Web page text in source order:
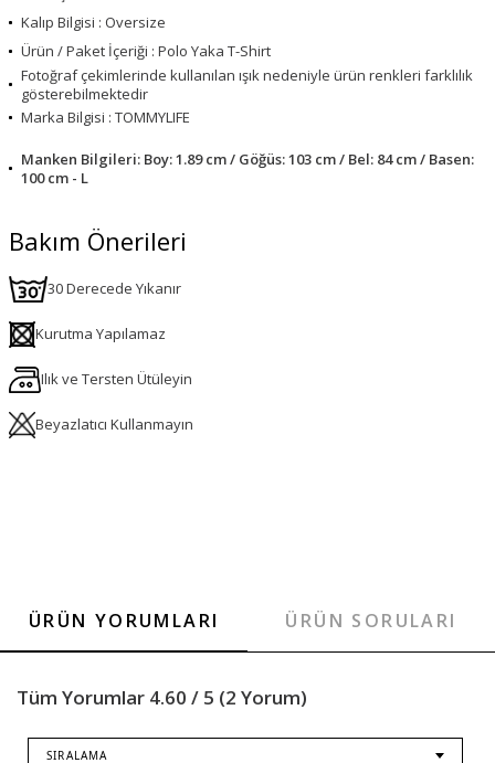
Kalıp Bilgisi : Oversize
Ürün / Paket İçeriği : Polo Yaka T-Shirt
Fotoğraf çekimlerinde kullanılan ışık nedeniyle ürün renkleri farklılık
gösterebilmektedir
Marka Bilgisi : TOMMYLIFE
Manken Bilgileri: Boy: 1.89 cm / Göğüs: 103 cm / Bel: 84 cm / Basen:
100 cm - L
Bakım Önerileri
30 Derecede Yıkanır
Kurutma Yapılamaz
Ilık ve Tersten Ütüleyin
Beyazlatıcı Kullanmayın
ÜRÜN YORUMLARI ÜRÜN SORULARI
Tüm Yorumlar 4.60 / 5 (2 Yorum)
SIRALAMA